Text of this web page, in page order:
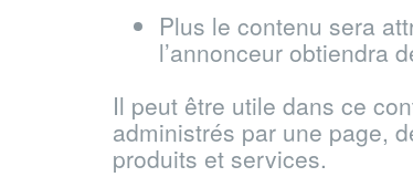
Plus le contenu sera
l’annonceur obtiendra
Il peut être utile dans ce
administrés par une page,
produits et services.